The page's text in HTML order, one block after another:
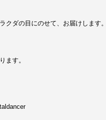
クダの目にのせて、お届けします
ます。